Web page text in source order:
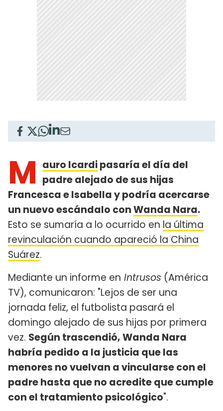
M auro Icardipasaría el día del
padre alejado de sus hijas
Francesca e Isabella y podría acercarse
un nuevo escándalo conWanda Nara.
Esto se sumaría a lo ocurrido en la última
revinculación cuando apareció la China
Suárez.
Mediante un informe en Intrusos (América
TV), comunicaron: "Lejos de ser una
jornada feliz, el futbolista pasará el
domingo alejado de sus hijas por primera
vez. Según trascendió, Wanda Nara
habría pedido a la justicia que las
menores no vuelvan a vincularse con el
padre hasta que no acredite que cumple
con el tratamiento psicológico".